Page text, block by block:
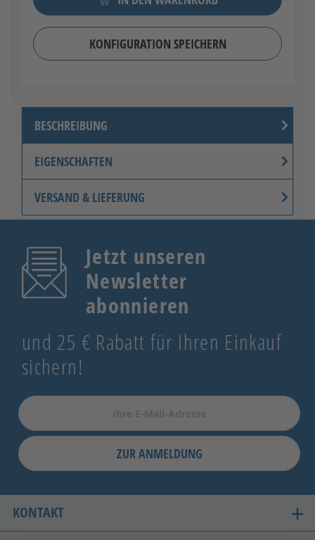
RAL 3020 Verkehrsrot
RAL 7006 Beigegrau
KONFIGURATION SPEICHERN
BESCHREIBUNG
EIGENSCHAFTEN
VERSAND & LIEFERUNG
Jetzt unseren
Newsletter
abonnieren
und 25 € Rabatt für Ihren Einkauf
sichern!
ZUR ANMELDUNG
KONTAKT